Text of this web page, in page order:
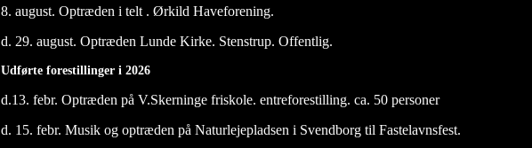
8. august. Optræden i telt . Ørkild Haveforening.
d. 29. august. Optræden Lunde Kirke. Stenstrup. Offentlig.
Udførte forestillinger i 2026
d.13. febr. Optræden på V.Skerninge friskole. entreforestilling. ca. 50 personer
d. 15. febr. Musik og optræden på Naturlejepladsen i Svendborg til Fastelavnsfest.